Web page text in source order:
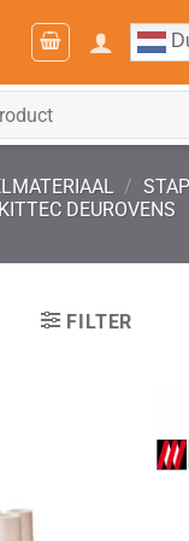
/
KITTEC DEUROVENS
FILTER